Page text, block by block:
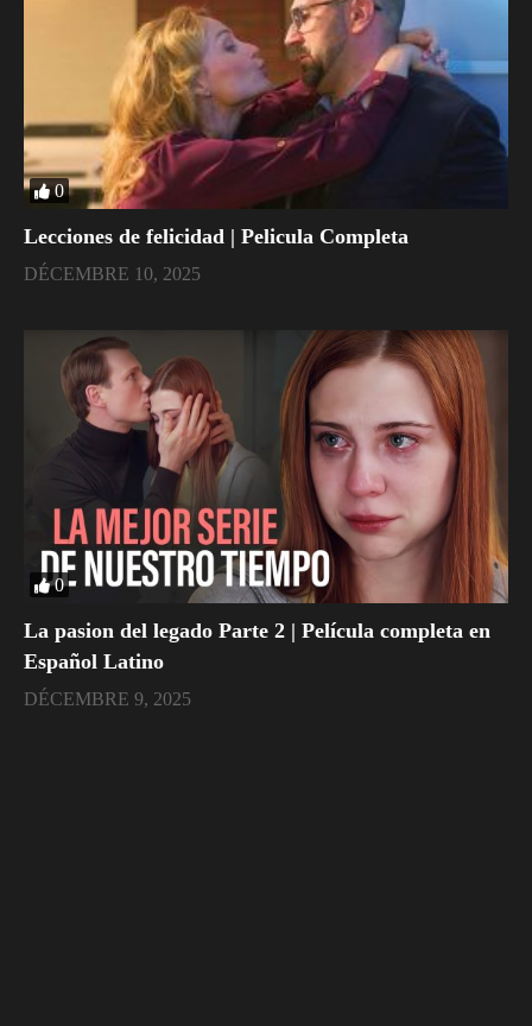
0
Lecciones de felicidad | Pelicula Completa
DÉCEMBRE 10, 2025
0
La pasion del legado Parte 2 | Película completa en
Español Latino
DÉCEMBRE 9, 2025